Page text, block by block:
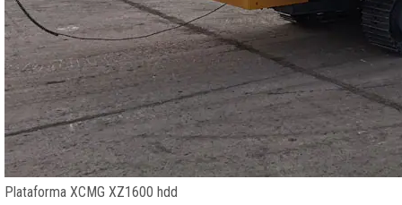
Plataforma XCMG XZ1600 hdd